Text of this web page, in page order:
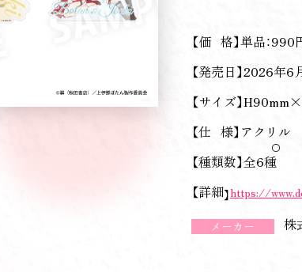
【価 格】単品：
【発売日】2026年
【サイズ】
【仕 様】アクリル
【種類数】全6種
【詳細】https://
メーカー 株